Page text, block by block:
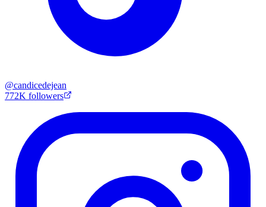
@candicedejean
772K followers